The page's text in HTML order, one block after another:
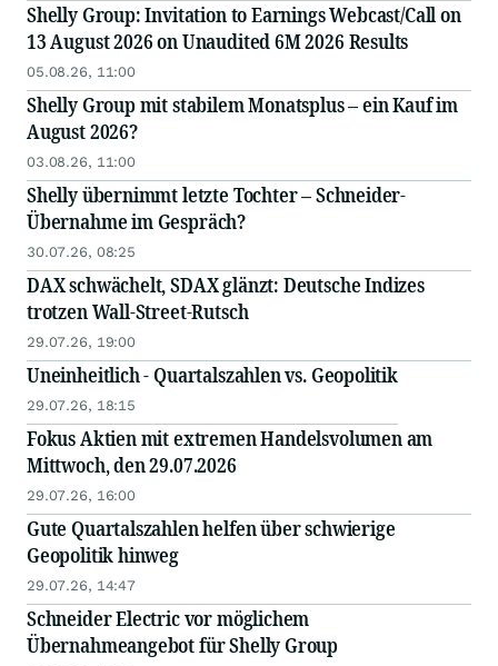
Shelly Group: Invitation to Earnings Webcast/Call on
13 August 2026 on Unaudited 6M 2026 Results
05.08.26, 11:00
Shelly Group mit stabilem Monatsplus – ein Kauf im
August 2026?
03.08.26, 11:00
Shelly übernimmt letzte Tochter – Schneider-
Übernahme im Gespräch?
30.07.26, 08:25
DAX schwächelt, SDAX glänzt: Deutsche Indizes
trotzen Wall-Street-Rutsch
29.07.26, 19:00
Uneinheitlich - Quartalszahlen vs. Geopolitik
29.07.26, 18:15
Fokus Aktien mit extremen Handelsvolumen am
Mittwoch, den 29.07.2026
29.07.26, 16:00
Gute Quartalszahlen helfen über schwierige
Geopolitik hinweg
29.07.26, 14:47
Schneider Electric vor möglichem
Übernahmeangebot für Shelly Group